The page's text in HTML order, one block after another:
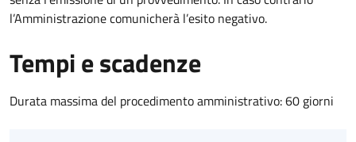
l’Amministrazione comunicherà l’esito negativo.
Tempi e scadenze
Durata massima del procedimento amministrativo: 60 giorni